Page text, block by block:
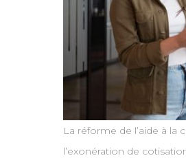
La réforme de l’aide à la
l’exonération de